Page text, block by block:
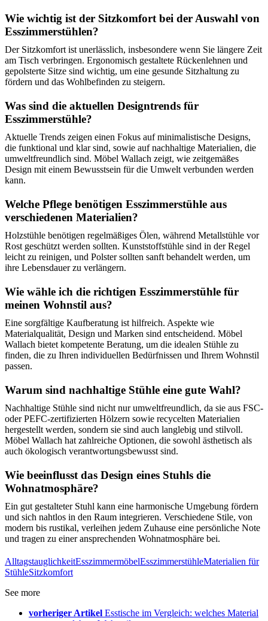
Wie wichtig ist der Sitzkomfort bei der Auswahl von
Esszimmerstühlen?
Der Sitzkomfort ist unerlässlich, insbesondere wenn Sie längere Zeit
am Tisch verbringen. Ergonomisch gestaltete Rückenlehnen und
gepolsterte Sitze sind wichtig, um eine gesunde Sitzhaltung zu
fördern und das Wohlbefinden zu steigern.
Was sind die aktuellen Designtrends für
Esszimmerstühle?
Aktuelle Trends zeigen einen Fokus auf minimalistische Designs,
die funktional und klar sind, sowie auf nachhaltige Materialien, die
umweltfreundlich sind. Möbel Wallach zeigt, wie zeitgemäßes
Design mit einem Bewusstsein für die Umwelt verbunden werden
kann.
Welche Pflege benötigen Esszimmerstühle aus
verschiedenen Materialien?
Holzstühle benötigen regelmäßiges Ölen, während Metallstühle vor
Rost geschützt werden sollten. Kunststoffstühle sind in der Regel
leicht zu reinigen, und Polster sollten sanft behandelt werden, um
ihre Lebensdauer zu verlängern.
Wie wähle ich die richtigen Esszimmerstühle für
meinen Wohnstil aus?
Eine sorgfältige Kaufberatung ist hilfreich. Aspekte wie
Materialqualität, Design und Marken sind entscheidend. Möbel
Wallach bietet kompetente Beratung, um die idealen Stühle zu
finden, die zu Ihren individuellen Bedürfnissen und Ihrem Wohnstil
passen.
Warum sind nachhaltige Stühle eine gute Wahl?
Nachhaltige Stühle sind nicht nur umweltfreundlich, da sie aus FSC-
oder PEFC-zertifizierten Hölzern sowie recycelten Materialien
hergestellt werden, sondern sie sind auch langlebig und stilvoll.
Möbel Wallach hat zahlreiche Optionen, die sowohl ästhetisch als
auch ökologisch verantwortungsbewusst sind.
Wie beeinflusst das Design eines Stuhls die
Wohnatmosphäre?
Ein gut gestalteter Stuhl kann eine harmonische Umgebung fördern
und sich nahtlos in den Raum integrieren. Verschiedene Stile, von
modern bis rustikal, verleihen jedem Zuhause eine persönliche Note
und tragen zu einer ansprechenden Wohnatmosphäre bei.
AlltagstauglichkeitEsszimmermöbelEsszimmerstühleMaterialien für
StühleSitzkomfort
See more
vorheriger Artikel Esstische im Vergleich: welches Material